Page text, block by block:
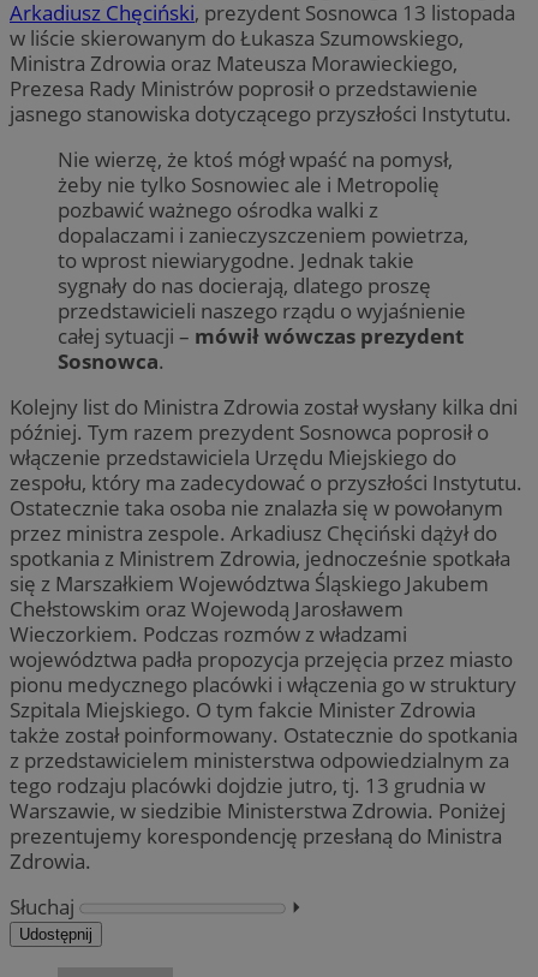
Arkadiusz Chęciński, prezydent Sosnowca 13 listopada
w liście skierowanym do Łukasza Szumowskiego,
Ministra Zdrowia oraz Mateusza Morawieckiego,
Prezesa Rady Ministrów poprosił o przedstawienie
jasnego stanowiska dotyczącego przyszłości Instytutu.
Nie wierzę, że ktoś mógł wpaść na pomysł,
żeby nie tylko Sosnowiec ale i Metropolię
pozbawić ważnego ośrodka walki z
dopalaczami i zanieczyszczeniem powietrza,
to wprost niewiarygodne. Jednak takie
sygnały do nas docierają, dlatego proszę
przedstawicieli naszego rządu o wyjaśnienie
całej sytuacji – mówił wówczas prezydent
Sosnowca.
Kolejny list do Ministra Zdrowia został wysłany kilka dni
później. Tym razem prezydent Sosnowca poprosił o
włączenie przedstawiciela Urzędu Miejskiego do
zespołu, który ma zadecydować o przyszłości Instytutu.
Ostatecznie taka osoba nie znalazła się w powołanym
przez ministra zespole. Arkadiusz Chęciński dążył do
spotkania z Ministrem Zdrowia, jednocześnie spotkała
się z Marszałkiem Województwa Śląskiego Jakubem
Chełstowskim oraz Wojewodą Jarosławem
Wieczorkiem. Podczas rozmów z władzami
województwa padła propozycja przejęcia przez miasto
pionu medycznego placówki i włączenia go w struktury
Szpitala Miejskiego. O tym fakcie Minister Zdrowia
także został poinformowany. Ostatecznie do spotkania
z przedstawicielem ministerstwa odpowiedzialnym za
tego rodzaju placówki dojdzie jutro, tj. 13 grudnia w
Warszawie, w siedzibie Ministerstwa Zdrowia. Poniżej
prezentujemy korespondencję przesłaną do Ministra
Zdrowia.
Słuchaj
⏵︎
Udostępnij